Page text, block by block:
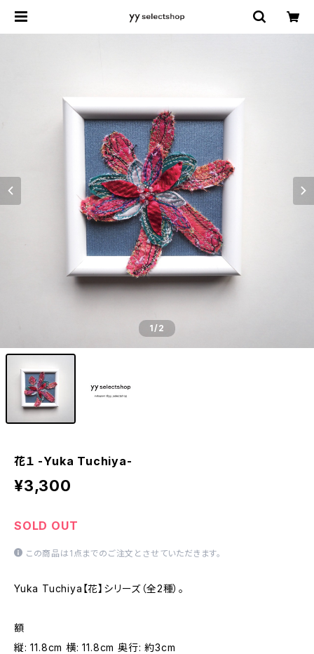
1/2
花１ -Yuka Tuchiya-
¥3,300
SOLD OUT
この商品は1点までのご注文とさせていただきます。
Yuka Tuchiya【花】シリーズ（全2種）。
額
縦: 11.8cm 横: 11.8cm 奥行: 約3cm